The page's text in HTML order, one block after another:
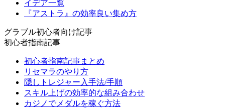
イデア一覧
『アストラ』の効率良い集め方
グラブル初心者向け記事
初心者指南記事
初心者指南記事まとめ
リセマラのやり方
隠しトレジャー入手法/手順
スキル上げの効率的な組み合わせ
カジノでメダルを稼ぐ方法